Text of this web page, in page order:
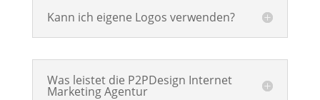
Kann ich eigene Logos verwenden?
Was leistet die P2PDesign Internet
Marketing Agentur